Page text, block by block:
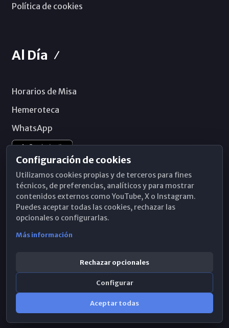
Política de cookies
Al Día
Horarios de Misa
Hemeroteca
WhatsApp
Configuración de cookies
Utilizamos cookies propias y de terceros para fines
técnicos, de preferencias, analíticos y para mostrar
contenidos externos como YouTube, X o Instagram.
Puedes aceptar todas las cookies, rechazar las
opcionales o configurarlas.
Más información
Rechazar opcionales
Configurar
Aceptar todas